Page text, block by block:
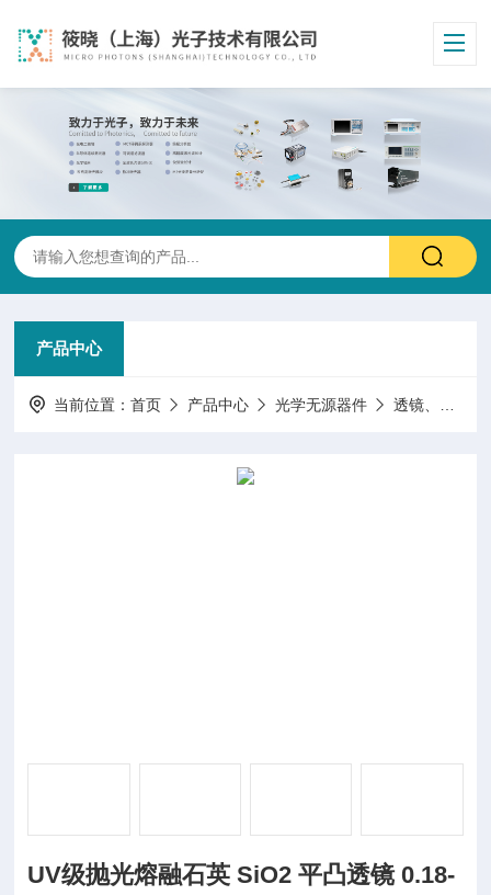
产品中心
当前位置：首页 产品中心 光学无源器件 透镜、准直器
UV级抛光熔融石英 SiO2 平凸透镜 0.18-